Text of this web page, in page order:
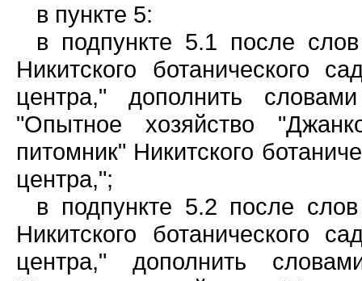
в пункте 5:
в подпункте 5.1 после
Никитского ботанического
центра," дополнить
"Опытное хозяйство
питомник" Никитского
центра,";
в подпункте 5.2 после
Никитского ботанического
центра," дополнить